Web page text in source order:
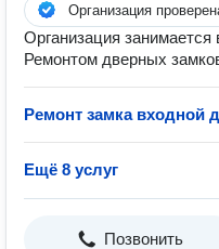
Организация
Организация
Ремонтом дверных
Ремонт замка входной
Ещё 8 услуг
Позвонить